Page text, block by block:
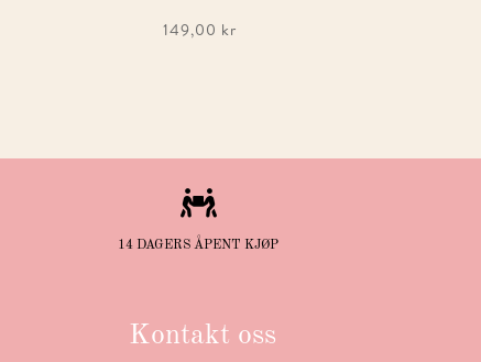
149,00 kr

14 DAGERS ÅPENT KJØP
Kontakt oss